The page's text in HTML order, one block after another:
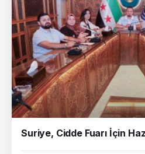
Suriye, Cidde Fuarı İçin